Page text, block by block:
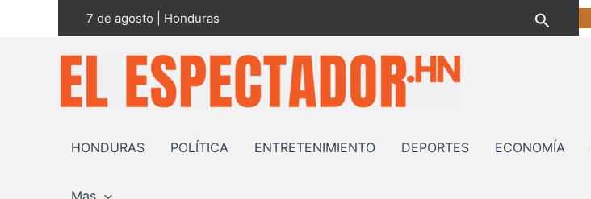
7 de agosto | Honduras Buscar
HONDURAS POLÍTICA ENTRETENIMIENTO DEPORTES ECONOMÍA